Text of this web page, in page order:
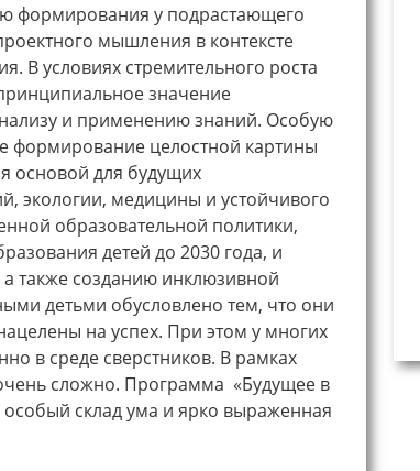
формирования у подрастающего
мышления в контексте
В условиях стремительного роста
значение
и применению знаний. Особую
формирование целостной картины
основой для будущих
экологии, медицины и устойчивого
образовательной политики,
детей до 2030 года, и
также созданию инклюзивной
детьми обусловлено тем, что они
на успех. При этом у многих
в среде сверстников. В рамках
сложно. Программа «Будущее в
особый склад ума и ярко выраженная